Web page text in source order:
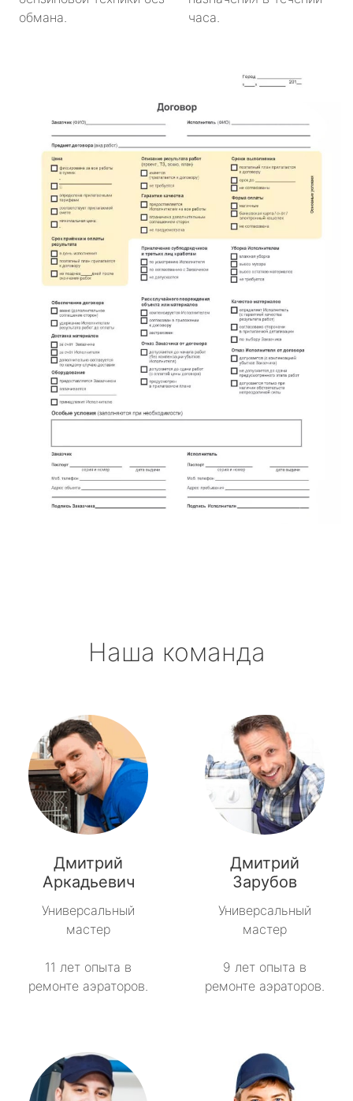
обмана.
часа.
Наша команда
Дмитрий
Аркадьевич
Универсальный
мастер
11 лет опыта в
ремонте аэраторов.
Дмитрий
Зарубов
Универсальный
мастер
9 лет опыта в
ремонте аэраторов.